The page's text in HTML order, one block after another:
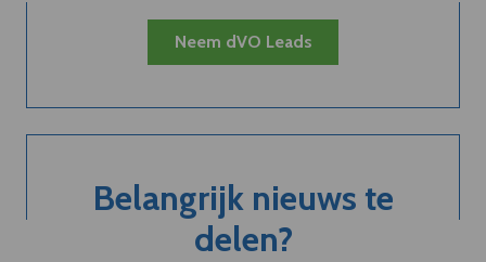
Neem dVO Leads
Belangrijk nieuws te
delen?